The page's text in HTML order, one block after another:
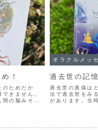
！
のためだか
きません。
間の脳みそ
分の...
オラクルメッ
過去世の記憶
過去世の真偽は
法で過去世をみ
があります。当
に催眠について